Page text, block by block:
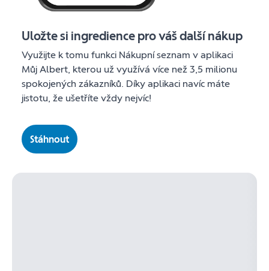
Uložte si ingredience pro váš další nákup
Využijte k tomu funkci Nákupní seznam v aplikaci
Můj Albert, kterou už využívá více než 3,5 milionu
spokojených zákazníků. Díky aplikaci navíc máte
jistotu, že ušetříte vždy nejvíc!
Stáhnout